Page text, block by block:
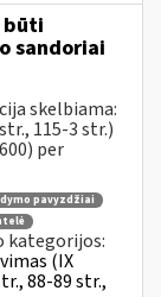
būti
sandoriai
skelbiama:
115-3 str.)
per
pavyzdžiai
kategorijos:
(IX
88-89 str.,